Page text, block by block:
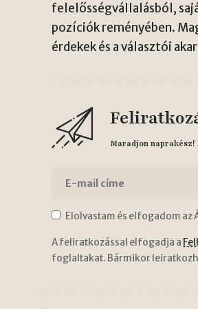
felelősségvállalásból,
pozíciók reményében.
érdekek és a választói
Maradjon naprakész!
Elolvastam és elfogadom az
A feliratkozással elfogadja a
foglaltakat. Bármikor